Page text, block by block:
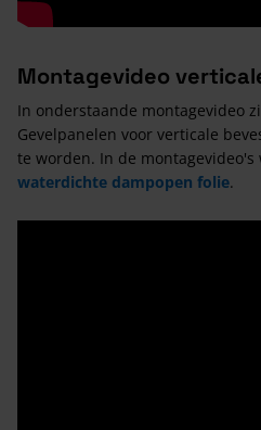
Montagevideo
In onderstaande montagevideo
Gevelpanelen voor verticale
te worden. In de
waterdichte dampopen folie.